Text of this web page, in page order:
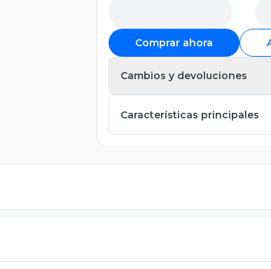
Comprar ahora
Cambios y devoluciones
Características principales